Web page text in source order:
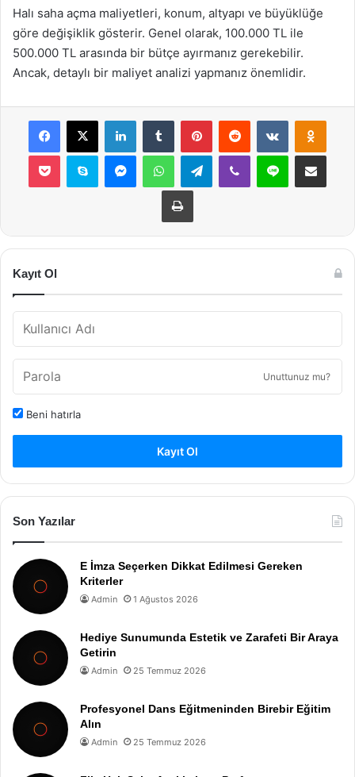
Halı saha açma maliyetleri, konum, altyapı ve büyüklüğe
göre değişiklik gösterir. Genel olarak, 100.000 TL ile
500.000 TL arasında bir bütçe ayırmanız gerekebilir.
Ancak, detaylı bir maliyet analizi yapmanız önemlidir.
Facebook
X LinkedInTumblr PinterestReddit VKontakte
Pocket Skype MessengerWhatsAppTelegramViber Line E-Posta ile
Yazdır
Kayıt Ol
Unuttunuz mu?
Beni hatırla
Kayıt Ol
Son Yazılar
E İmza Seçerken Dikkat Edilmesi Gereken
Kriterler
Admin 1 Ağustos 2026
Hediye Sunumunda Estetik ve Zarafeti Bir Araya
Getirin
Admin 25 Temmuz 2026
Profesyonel Dans Eğitmeninden Birebir Eğitim
Alın
Admin 25 Temmuz 2026